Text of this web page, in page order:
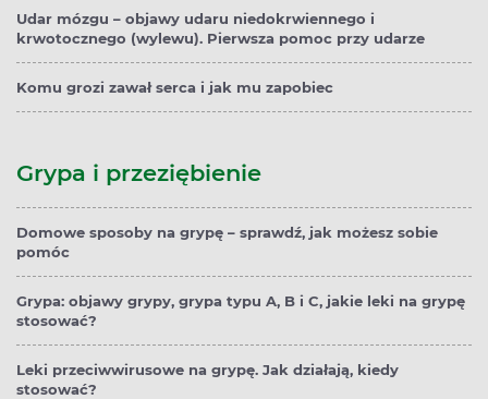
Udar mózgu – objawy udaru niedokrwiennego i
krwotocznego (wylewu). Pierwsza pomoc przy udarze
Komu grozi zawał serca i jak mu zapobiec
Grypa i przeziębienie
Domowe sposoby na grypę – sprawdź, jak możesz sobie
pomóc
Grypa: objawy grypy, grypa typu A, B i C, jakie leki na grypę
stosować?
Leki przeciwwirusowe na grypę. Jak działają, kiedy
stosować?